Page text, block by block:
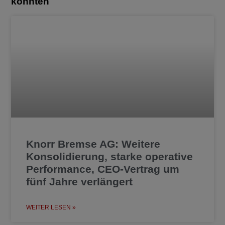
Knorr Bremse AG: Weitere
Konsolidierung, starke operative
Performance, CEO-Vertrag um
fünf Jahre verlängert
WEITER LESEN »